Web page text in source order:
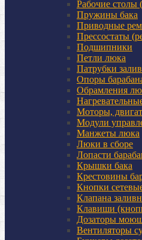
Рабочие столы
Пружины бака
Приводные
Прессостаты
Подшипники
Петли люка
Патрубки
Опоры
Обрамления
Моторы,
Модули
Манжеты люка
Люки в сборе
Лопасти
Крышки бака
Крестовины
Кнопки
Клапана
Клавиши
Дозаторы
Вентиляторы